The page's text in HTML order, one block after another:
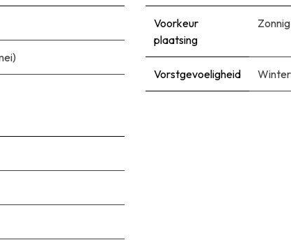
Voorkeur
plaatsing
Zonnig
Vorstgevoeligheid